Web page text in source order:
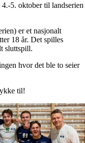
5. oktober til
er et nasjonalt
18 år. Det spilles
sluttspill.
hvor det ble to seier
til!